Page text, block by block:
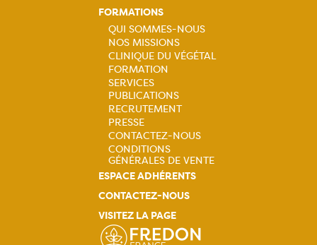
FORMATIONS
Navigation
principale
QUI SOMMES-NOUS
NOS MISSIONS
CLINIQUE DU VÉGÉTAL
FORMATION
SERVICES
PUBLICATIONS
RECRUTEMENT
PRESSE
CONTACTEZ-NOUS
CONDITIONS
GÉNÉRALES DE VENTE
ESPACE ADHÉRENTS
CONTACTEZ-NOUS
VISITEZ LA PAGE